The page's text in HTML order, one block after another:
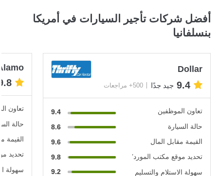
أفضل شركات تأجير السيارات في أمريكا
بنسلفانيا
Dollar
9.4 جيد جدًا 500+ مراجعات
تعاون الموظفين
9.4
حالة السيارة
8.6
القيمة مقابل المال
9.6
تحديد موقع مكتب المورد’
9.8
سهولة الاستلام والتسليم
9.2
تعاون
حالة
القيمة
تحديد
سهولة